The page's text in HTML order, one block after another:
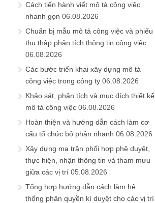
Cách tiến hành viết mô tả công việc
nhanh gọn 06.08.2026
Chuẩn bị mẫu mô tả công việc và phiếu
thu thập phân tích thông tin công việc
06.08.2026
Các bước triển khai xây dựng mô tả
công việc trong công ty 06.08.2026
Khảo sát, phân tích và mục đích thiết kế
mô tả công việc 06.08.2026
Hoàn thiện và hướng dẫn cách làm cơ
cấu tổ chức bộ phận nhanh 06.08.2026
Xây dựng ma trận phối hợp phê duyệt,
thực hiện, nhận thông tin và tham mưu
giữa các vị trí 05.08.2026
Tổng hợp hướng dẫn cách làm hệ
thống phân quyền kí duyệt cho các vị trí